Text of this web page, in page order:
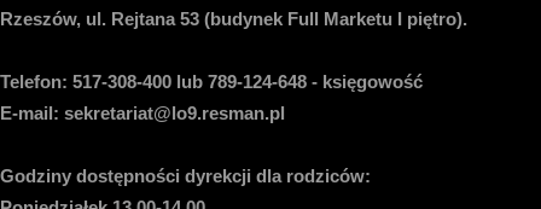
Rzeszów, ul. Rejtana 53 (budynek Full Marketu I piętro).
Telefon: 517-308-400 lub 789-124-648 - księgowość
E-mail: sekretariat@lo9.resman.pl
Godziny dostępności dyrekcji dla rodziców: